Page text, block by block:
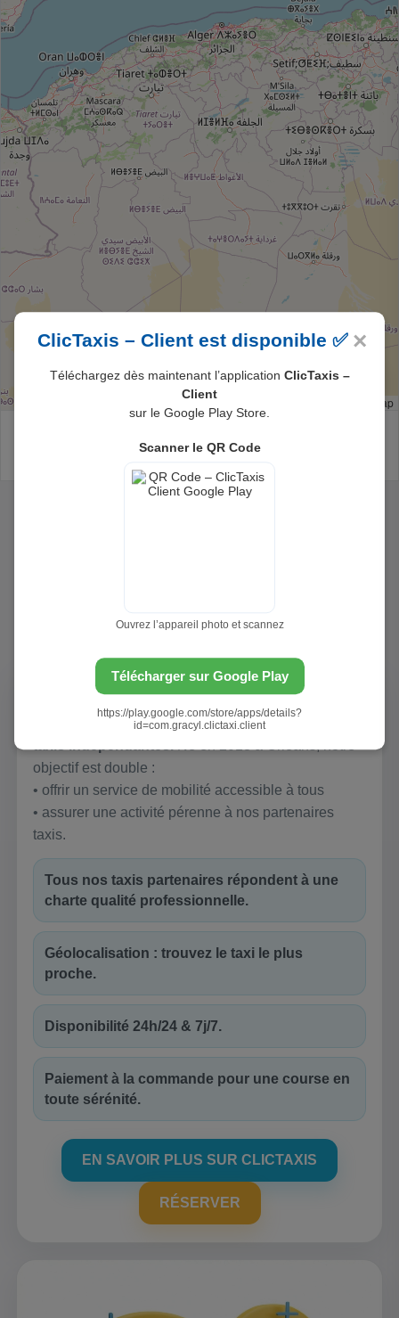
© OpenStreetMap
JE RÉSERVE UN TAXI
Taxis partenaires sélectionnés, disponibles 24h/24 et
7j/7, avec estimation claire et réservation simple.
En quelques mots
ClicTaxis est un regroupement de sociétés de
objectif est double :
• offrir un service de mobilité accessible à tous
• assurer une activité pérenne à nos partenaires
taxis.
Tous nos taxis partenaires répondent à une
charte qualité professionnelle.
Géolocalisation : trouvez le taxi le plus
proche.
Disponibilité 24h/24 & 7j/7.
Paiement à la commande pour une course en
toute sérénité.
EN SAVOIR PLUS SUR CLICTAXIS
RÉSERVER
×
ClicTaxis – Client est disponible ✅
Téléchargez dès maintenant l’application ClicTaxis –
Client
sur le Google Play Store.
Scanner le QR Code
Ouvrez l’appareil photo et scannez
Télécharger sur Google Play
https://play.google.com/store/apps/details?
id=com.gracyl.clictaxi.client